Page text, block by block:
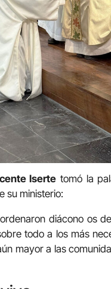
Iserte tomó la
su ministerio:
diácono os
todo a los más
mayor a las